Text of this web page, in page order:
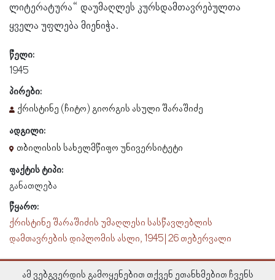
ლიტერატურა“ დაუმაღლეს კურსდამთავრებულთა
ყველა უფლება მიენიჭა.
წელი:
1945
პირები:
ქრისტინე (ჩიტო) გიორგის ასული შარაშიძე
ადგილი:
თბილისის სახელმწიფო უნივერსიტეტი
ფაქტის ტიპი:
განათლება
წყარო:
ქრისტინე შარაშიძის უმაღლესი სასწავლებლის
დამთავრების დიპლომის ასლი, 1945 | 26 თებერვალი
ამ ვებგვერდის გამოყენებით თქვენ ეთანხმებით ჩვენს